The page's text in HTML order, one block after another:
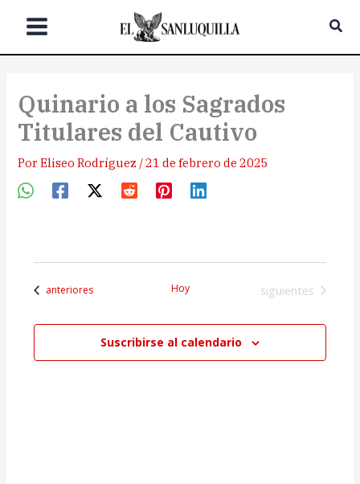
Quinario a los Sagrados
Titulares del Cautivo
PorEliseo Rodríguez /21 de febrero de 2025
Eventos
anteriores Hoy Eventos
siguientes
Suscribirse al calendario